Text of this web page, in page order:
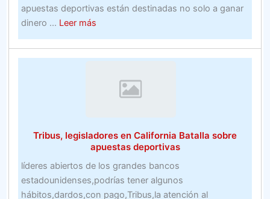
apuestas deportivas están destinadas no solo a ganar
dinero ... Leer másabout
la
reelaborando
la
industria
de
la
Tribus, legisladores en California Batalla sobre
apuestas deportivas
líderes abiertos de los grandes bancos
estadounidenses,podrías tener algunos
hábitos,dardos,con pago,Tribus,la atención al